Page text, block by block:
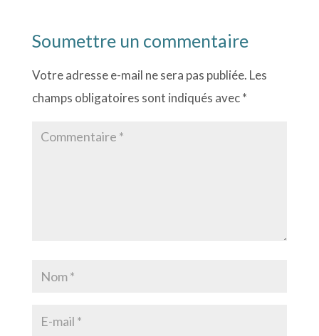
Soumettre un commentaire
Votre adresse e-mail ne sera pas publiée. Les
champs obligatoires sont indiqués avec*